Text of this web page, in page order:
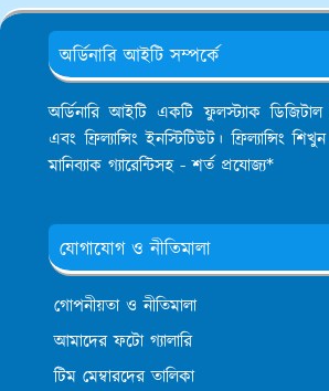
অর্ডিনারি আইটি সম্পর্কে
অর্ডিনারি আইটি একটি ফুলস্ট্যাক ডিজিটাল
এবং ফ্রিল্যান্সিং ইনস্টিটিউট। ফ্রিল্যান্সিং
মানিব্যাক গ্যারেন্টিসহ - শর্ত প্রযোজ্য*
যোগাযোগ ও নীতিমালা
গোপনীয়তা ও নীতিমালা
আমাদের ফটো গ্যালারি
টিম মেম্বারদের তালিকা